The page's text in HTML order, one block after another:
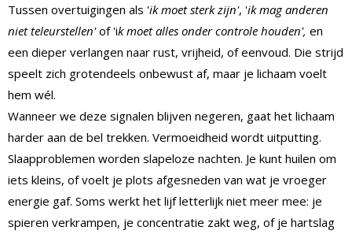
Tussen overtuigingen als 'ik moet sterk zijn', 'ik mag anderen
niet teleurstellen'of 'ik moet alles onder controle houden', en
een dieper verlangen naar rust, vrijheid, of eenvoud. Die strijd
speelt zich grotendeels onbewust af, maar je lichaam voelt
hem wél.
Wanneer we deze signalen blijven negeren, gaat het lichaam
harder aan de bel trekken. Vermoeidheid wordt uitputting.
Slaapproblemen worden slapeloze nachten. Je kunt huilen om
iets kleins, of voelt je plots afgesneden van wat je vroeger
energie gaf. Soms werkt het lijf letterlijk niet meer mee: je
spieren verkrampen, je concentratie zakt weg, of je hartslag